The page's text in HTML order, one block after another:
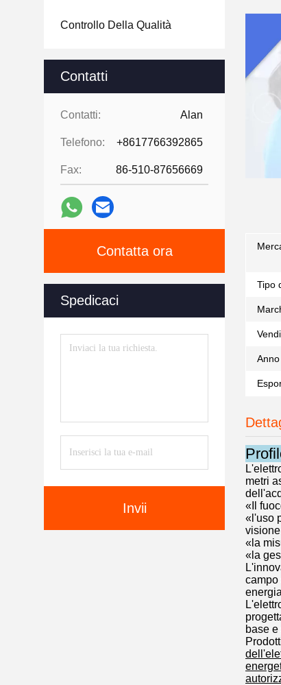
Controllo Della Qualità
Contatti
Contatti: Alan
Telefono: +8617766392865
Fax: 86-510-87656669
Contatta ora
Spedicaci
Invii
Tipo
metri
«Il
«l'uso
visione
«la
«la
campo
base